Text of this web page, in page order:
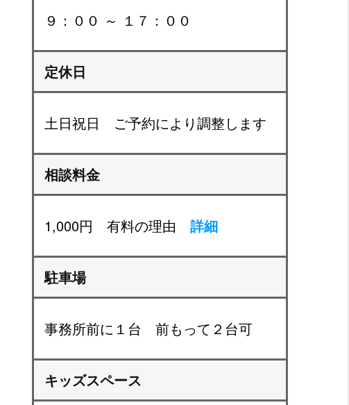
９：００ ～ １７：００
定休日
土日祝日 ご予約により調整します
相談料金
1,000円 有料の理由詳細
駐車場
事務所前に１台 前もって２台可
キッズスペース